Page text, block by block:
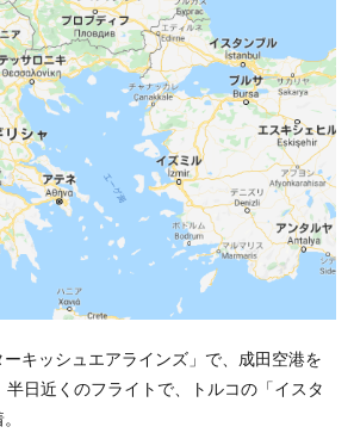
キッシュエアラインズ」で、 成田空港を
日近くのフライトで、トルコの「イスタ